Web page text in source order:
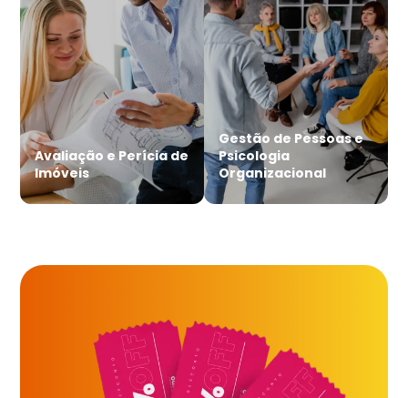
Avaliação e Perícia de
Imóveis
Gestão de Pessoas e
Psicologia
Organizacional